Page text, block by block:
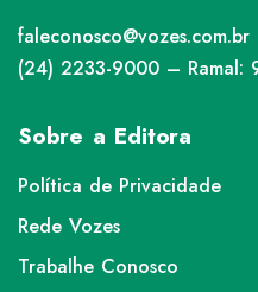
faleconosco@vozes.com.br
(24) 2233-9000 – Ramal:
Sobre a Editora
Política de Privacidade
Rede Vozes
Trabalhe Conosco